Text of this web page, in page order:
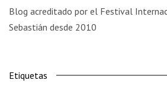
Blog acreditado por el Festival
Sebastián desde 2010
Etiquetas